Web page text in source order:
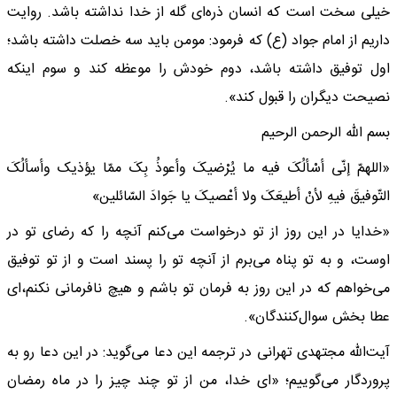
خیلی سخت است که انسان ذره‌ای گله از خدا نداشته باشد. روایت
داریم از امام جواد (ع) که فرمود: مومن باید سه خصلت داشته باشد؛
اول توفیق داشته باشد، دوم خودش را موعظه کند و سوم اینکه
نصیحت دیگران را قبول کند».
بسم الله الرحمن الرحیم
«اللهمّ إنّی أسْألُکَ فیه ما یُرْضیکَ وأعوذُ بِکَ ممّا یؤذیک وأسألُکَ
التّوفیقَ فیهِ لأنْ أطیعَکَ ولا أعْصیکَ یا جَوادَ السّائلین»
«خدایا در این روز از تو درخواست می‌کنم آنچه را که رضای تو در
اوست، و به تو پناه می‌برم از آنچه تو را پسند است و از تو توفیق
می‌خواهم که در این روز به فرمان تو باشم و هیچ نافرمانی نکنم،‌ای
عطا بخش سوال‌کنندگان».
آیت‌الله مجتهدی تهرانی در ترجمه این دعا می‌گوید: در این دعا رو به
پروردگار می‌گوییم؛ «ای خدا، من از تو چند چیز را در ماه رمضان